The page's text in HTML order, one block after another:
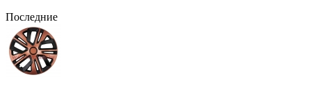
Последние